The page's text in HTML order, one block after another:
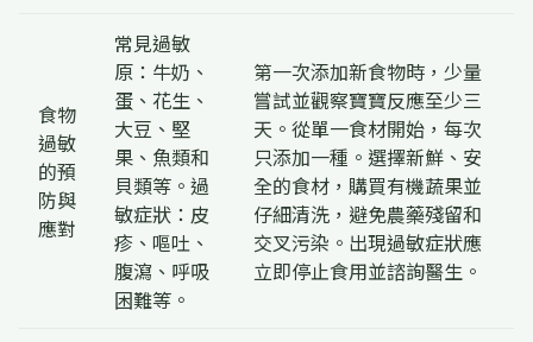
食物
過敏
的預
防與
應對
常見過敏
原：牛奶、
蛋、花生、
大豆、堅
果、魚類和
貝類等。過
敏症狀：皮
疹、嘔吐、
腹瀉、呼吸
困難等。
第一次添加新食物時，少量
嘗試並觀察寶寶反應至少三
天。從單一食材開始，每次
只添加一種。選擇新鮮、安
全的食材，購買有機蔬果並
仔細清洗，避免農藥殘留和
交叉污染。出現過敏症狀應
立即停止食用並諮詢醫生。